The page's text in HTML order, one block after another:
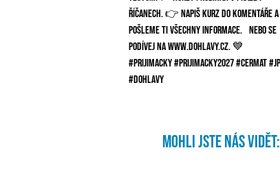
mohli jste nás vidět: